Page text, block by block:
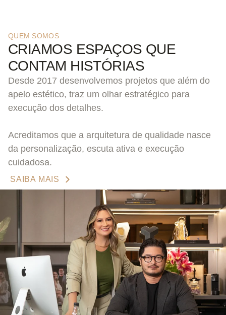
QUEM SOMOS
CRIAMOS ESPAÇOS QUE
CONTAM HISTÓRIAS
SAIBA MAIS
Desde 2017 desenvolvemos projetos que além do
apelo estético, traz um olhar estratégico para
execução dos detalhes.
Acreditamos que a arquitetura de qualidade nasce
da personalização, escuta ativa e execução
cuidadosa.